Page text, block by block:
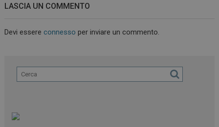
LASCIA UN COMMENTO
Devi essereconnesso per inviare un commento.